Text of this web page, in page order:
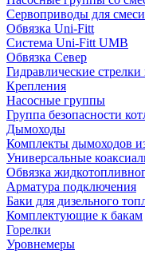
Сервоприводы для
Обвязка Uni-Fitt
Система Uni-Fitt UMB
Обвязка Север
Гидравлические
Крепления
Насосные группы
Группа безопасности
Дымоходы
Комплекты дымоходов
Универсальные
Обвязка
Арматура подключения
Баки для дизельного
Комплектующие к бакам
Горелки
Уровнемеры